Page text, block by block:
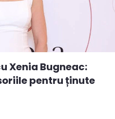
Xenia Bugneac:
pentru ținute